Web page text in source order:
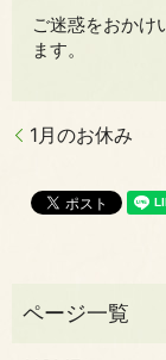
ご迷惑をおかけ
ます。
1月のお休み